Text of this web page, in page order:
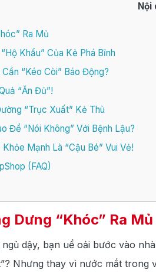
Nội
Ra Mủ
Khẩu” Của Kẻ Phá Bĩnh
“Kéo Còi” Báo Động?
“Ăn Đủ”!
“Trục Xuất” Kẻ Thù
Để “Nói Không” Với Bệnh Lậu?
Mạnh Là “Cậu Bé” Vui Vẻ!
(FAQ)
Dưng “Khóc” Ra Mủ
dậy, bạn uể oải bước vào
Nhưng thay vì nước mắt trong